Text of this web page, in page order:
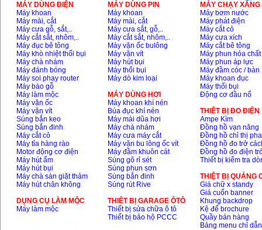
MÁY DÙNG ĐIỆN
Máy khoan
Máy mài, cắt
Máy cưa gỗ, sắt,..
Máy cắt sắt, nhôm,..
Máy đục bê tông
Máy khò nhiệt thổi bụi
Máy chà nhám
Máy đánh bóng
Máy soi phay router
Máy bào gỗ
Máy làm mộc
Máy vặn ốc
Máy vặn vít
Súng bắn keo
Súng bắn đinh
Máy cắt cỏ
Máy tỉa hàng rào
Motor động cơ điện
Máy hút ẩm
Máy hút bụi
Máy chà sàn giặt thảm
Máy hút chân không
DỤNG CỤ LÀM MỘC
Máy làm mộc
MÁY DÙNG PIN
Máy khoan
Máy mài, cắt
Máy cưa sắt, gỗ,..
Máy cắt sắt, nhôm,..
Máy vặn ốc bulông
Máy vặn vít
Máy hút bụi
Máy thổi bụi
Máy dò kim loại
MÁY DÙNG HƠI
Máy khoan khí nén
Búa đục khí nén
Máy mài dũa hơi
Máy chà nhám
Máy cưa máy cắt
Máy vặn bu lông ốc vít
Máy đầm khuôn cát
Súng gõ rỉ sét
Súng phun sơn
Súng bắn đinh
Súng rút Rive
THIÊT BỊ GARAGE ÔTÔ
Thiết bị sửa chữa ô tô
Thiết bị bảo hộ PCCC
MÁY CHẠY
Máy bơm nước
Máy phát điện
Máy cắt cỏ
Máy cưa xích
Máy cắt bê tông
Máy phun hóa chất
Máy phun áp lực
Máy đầm cóc / bàn
Máy khoan đục
Máy thổi bụi
Động cơ đầu nổ
THIÊT BỊ ĐO ĐIỆN
Ampe Kìm
Đồng hồ vạn năng
Đồng hồ chỉ thị pha
Đồng hồ đo trở
Đồng hồ đo điện
Thiết bị kiểm tra
THIỆT BỊ QUẢNG
Giá chữ x standy
Giá cuốn banner
Khung backdrop
Kệ để brochure
Quầy bán hàng
Bảng menu chỉ dẫn